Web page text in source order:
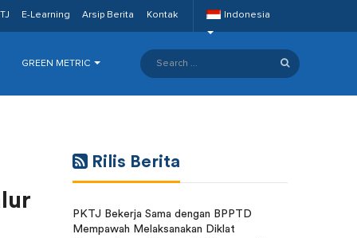
E-Learning Arsip Berita Kontak Indonesia
GREEN METRIC
Rilis Berita
PKTJ Bekerja Sama dengan BPPTD
Mempawah Melaksanakan Diklat